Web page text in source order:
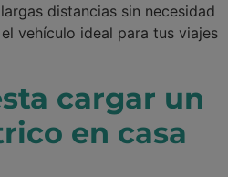
distancias sin necesidad
vehículo ideal para tus viajes
cargar un
en casa